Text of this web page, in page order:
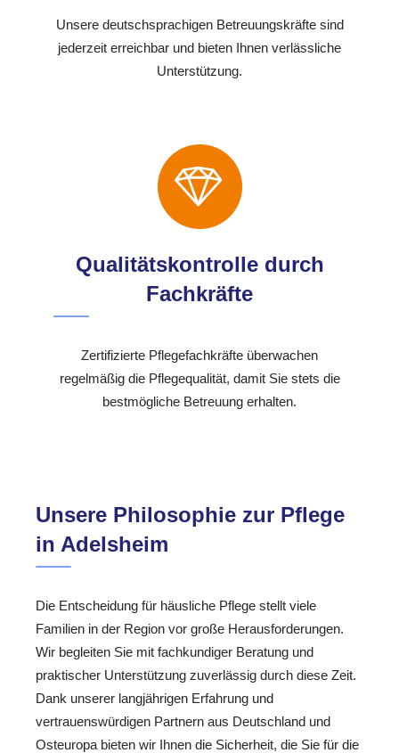
Unsere deutschsprachigen Betreuungskräfte sind
jederzeit erreichbar und bieten Ihnen verlässliche
Unterstützung.
Qualitätskontrolle durch
Fachkräfte
Zertifizierte Pflegefachkräfte überwachen
regelmäßig die Pflegequalität, damit Sie stets die
bestmögliche Betreuung erhalten.
Unsere Philosophie zur Pflege
in Adelsheim
Die Entscheidung für häusliche Pflege stellt viele
Familien in der Region vor große Herausforderungen.
Wir begleiten Sie mit fachkundiger Beratung und
praktischer Unterstützung zuverlässig durch diese Zeit.
Dank unserer langjährigen Erfahrung und
vertrauenswürdigen Partnern aus Deutschland und
Osteuropa bieten wir Ihnen die Sicherheit, die Sie für die